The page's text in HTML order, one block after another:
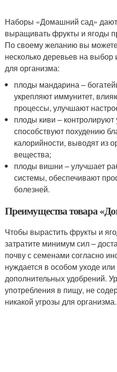
Наборы «Домашний сад»
выращивать фрукты и ягоды
По своему желанию вы
несколько деревьев на выбор
для организма:
плоды мандарина –
укрепляют иммунитет,
процессы, улучшают
плоды киви – контролируют
способствуют похудению
калорийности, выводят из
вещества;
плоды вишни – улучшает
системы, обеспечивают
болезней.
Преимущества товара
Чтобы вырастить фрукты и
затратите минимум сил –
почву с семенами согласно
нуждается в особом уходе
дополнительных удобрений.
употребления в пищу, не
никакой угрозы для организма.